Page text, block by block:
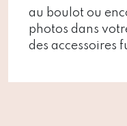
au boulot ou
photos dans
des accessoires